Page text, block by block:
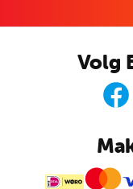
Volg